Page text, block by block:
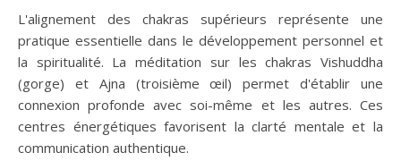
L'alignement des chakras supérieurs représente une
pratique essentielle dans le développement personnel et
la spiritualité. La méditation sur les chakras Vishuddha
(gorge) et Ajna (troisième œil) permet d'établir une
connexion profonde avec soi-même et les autres. Ces
centres énergétiques favorisent la clarté mentale et la
communication authentique.